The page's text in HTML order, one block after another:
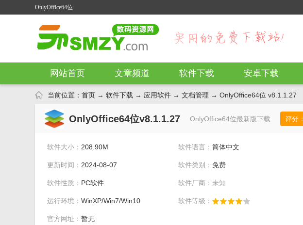
OnlyOffice64位
网站首页 文章频道 软件下载 安卓下载
当前位置： 首页 → 软件下载 → 应用软件 → 文档管理 → OnlyOffice64位 v8.1.1.27
OnlyOffice64位v8.1.1.27 OnlyOffice64位最新版下载 评分：
软件大小： 208.90M 软件语言： 简体中文
更新时间： 2024-08-07 软件类别： 免费
软件性质： PC软件 软件厂商：未知
运行环境： WinXP/Win7/Win10 软件等级：
官方网址： 暂无